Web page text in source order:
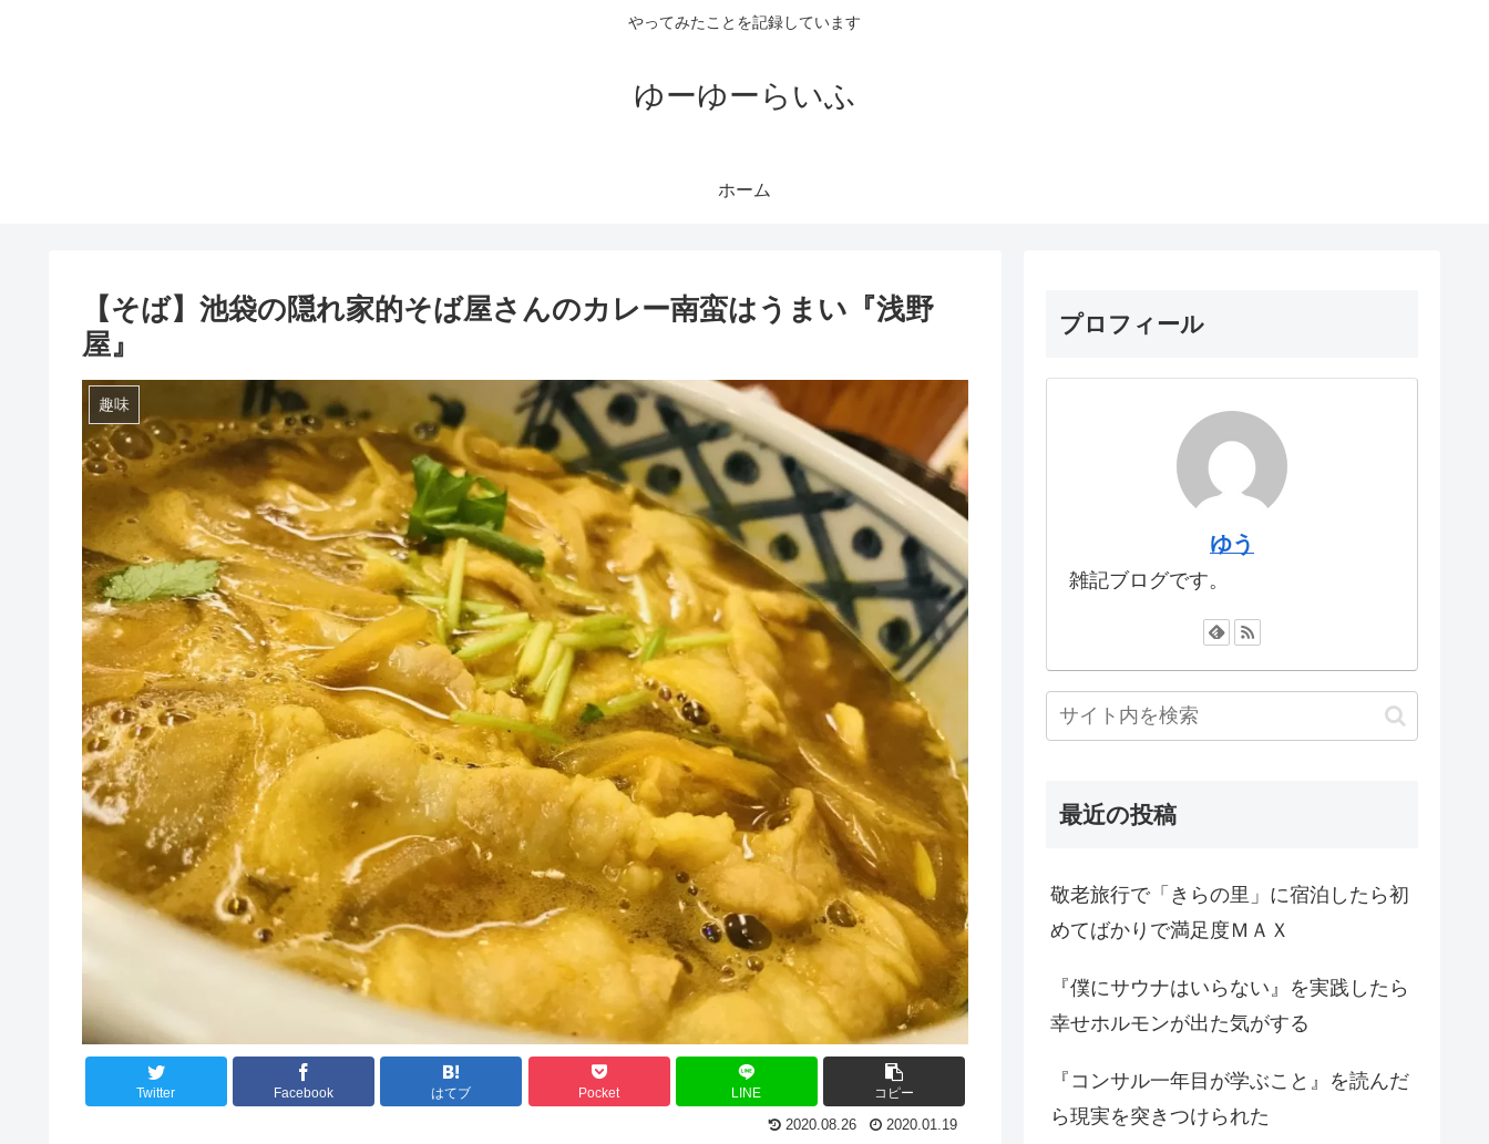
やってみたことを記録しています
ゆーゆーらいふ
ホーム
【そば】池袋の隠れ家的そば屋さんのカレー南蛮はうまい『浅野
屋』
趣味
Twitter Facebook はてブ Pocket LINE コピー
2020.08.26 2020.01.19
プロフィール
ゆう
雑記ブログです。
最近の投稿
敬老旅行で「きらの里」に宿泊したら初
めてばかりで満足度ＭＡＸ
『僕にサウナはいらない』を実践したら
幸せホルモンが出た気がする
『コンサル一年目が学ぶこと』を読んだ
ら現実を突きつけられた